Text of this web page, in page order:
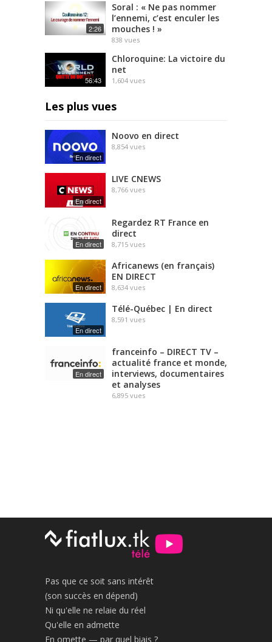
2:26
Soral : « Ne pas nommer
l’ennemi, c’est enculer les
mouches ! »
838 vues
56:43
Chloroquine: La victoire du
net
1,604 vues
Les plus vues
En direct
Noovo en direct
8,854 vues
En direct
LIVE CNEWS
8,766 vues
En direct
Regardez RT France en
direct
8,715 vues
En direct
Africanews (en français)
EN DIRECT
8,634 vues
En direct
Télé-Québec | En direct
8,591 vues
En direct
franceinfo – DIRECT TV –
actualité france et monde,
interviews, documentaires
et analyses
6,895 vues
Pas que ce soit sans intérêt
(son succès en dépend)
Ni qu'elle ne relaie du réel
Qu'elle en admette
En omette — par quel biais ?